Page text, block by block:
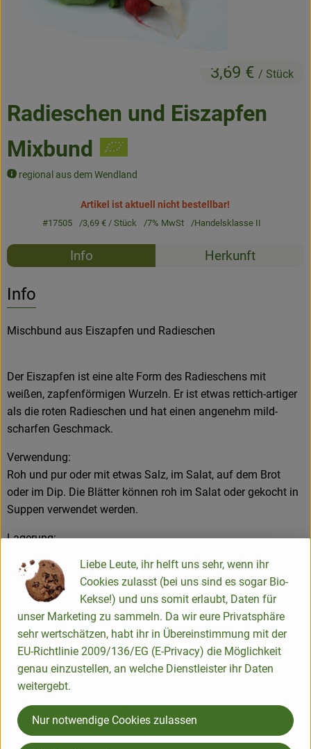
Jobkiste
Blog
Radieschen und Eiszapfen
Mixbund
regional aus dem Wendland
3,69 € / Stück
Artikel ist aktuell nicht bestellbar!
#17505 3,69 €/ Stück 7% MwSt Handelsklasse II
Rezepte
Info Herkunft
Info
Mischbund aus Eiszapfen und Radieschen
Der Eiszapfen ist eine alte Form des Radieschens mit
weißen, zapfenförmigen Wurzeln. Er ist etwas rettich-artiger
als die roten Radieschen und hat einen angenehm mild-
scharfen Geschmack.
Verwendung:
Roh und pur oder mit etwas Salz, im Salat, auf dem Brot
oder im Dip. Die Blätter können roh im Salat oder gekocht in
Suppen verwendet werden.
Lagerung:
Kühlschrank aufbewahren.
Produktinformationen
Herkunft
Hersteller: Biolandhof Mammoißel Aram Quis
Liebe Leute, ihr helft uns sehr, wenn ihr
Cookies zulasst (bei uns sind es sogar Bio-
Kekse!) und uns somit erlaubt, Daten für
unser Marketing zu sammeln. Da wir eure Privatsphäre
sehr wertschätzen, habt ihr in Übereinstimmung mit der
EU-Richtlinie 2009/136/EG (E-Privacy) die Möglichkeit
genau einzustellen, an welche Dienstleister ihr Daten
weitergebt.
Nur notwendige Cookies zulassen